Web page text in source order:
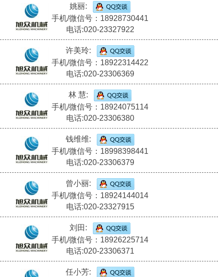
姚丽:
手机/微信号：18928730441
电话:020-23327922
许美玲:
手机/微信号：18922314422
电话:020-23306369
林 慧:
手机/微信号：18924075114
电话:020-23306380
钱维维:
手机/微信号：18998398441
电话:020-23306379
曾小丽:
手机/微信号：18924144014
电话:020-23327915
刘田:
手机/微信号：18926225714
电话:020-23306371
任小芳: